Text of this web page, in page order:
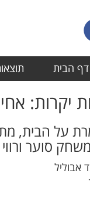
דף הבית
יקרות:
סוער ורווי
אבוליל